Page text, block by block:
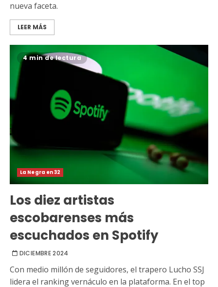
nueva faceta.
LEER MÁS
4 min de lectura
La Negra en 32
Los diez artistas
escobarenses más
escuchados en Spotify
DICIEMBRE 2024
Con medio millón de seguidores, el trapero Lucho SSJ
lidera el ranking vernáculo en la plataforma. En el top